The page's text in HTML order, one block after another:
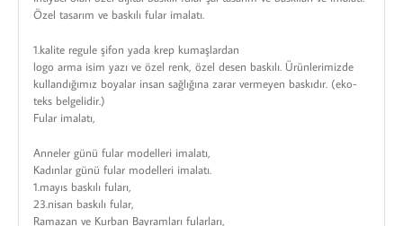
Özel tasarım ve baskılı fular imalatı.
1.kalite regule şifon yada krep kumaşlardan
logo arma isim yazı ve özel renk, özel desen baskılı. Ürünlerimizde
kullandığımız boyalar insan sağlığına zarar vermeyen baskıdır. (eko-
teks belgelidir.)
Fular imalatı,
Anneler günü fular modelleri imalatı,
Kadınlar günü fular modelleri imalatı.
1.mayıs baskılı fuları,
23.nisan baskılı fular,
Ramazan ve Kurban Bayramları fularları,